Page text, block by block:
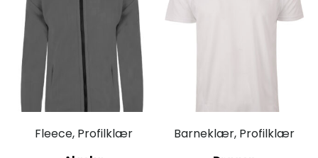
Fleece, Profilklær Barneklær, Profilklær